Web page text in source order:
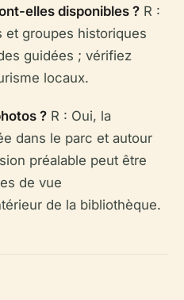
elles disponibles ? R :
et groupes historiques
guidées ; vérifiez
locaux.
? R : Oui, la
dans le parc et autour
préalable peut être
de vue
de la bibliothèque.